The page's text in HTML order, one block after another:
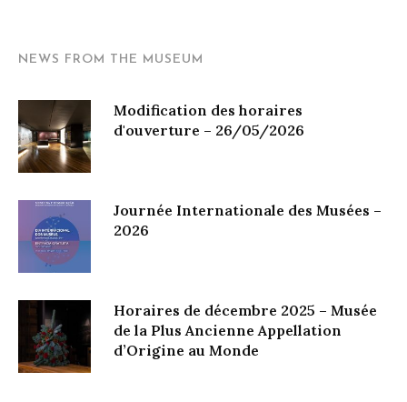
NEWS FROM THE MUSEUM
Modification des horaires
d'ouverture – 26/05/2026
Journée Internationale des Musées –
2026
Horaires de décembre 2025 – Musée
de la Plus Ancienne Appellation
d’Origine au Monde